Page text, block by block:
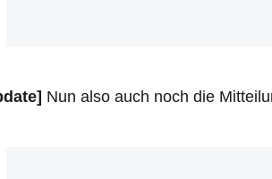
Nun also auch noch die